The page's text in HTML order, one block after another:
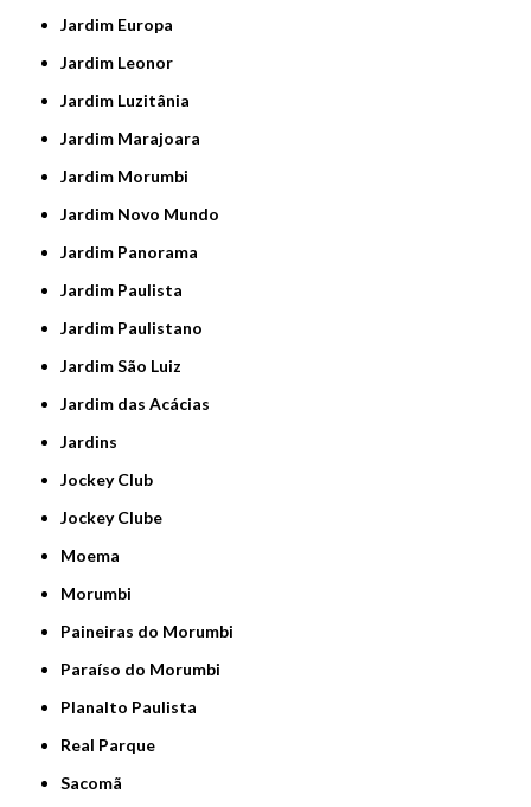
Jardim Europa
Jardim Leonor
Jardim Luzitânia
Jardim Marajoara
Jardim Morumbi
Jardim Novo Mundo
Jardim Panorama
Jardim Paulista
Jardim Paulistano
Jardim São Luiz
Jardim das Acácias
Jardins
Jockey Club
Jockey Clube
Moema
Morumbi
Paineiras do Morumbi
Paraíso do Morumbi
Planalto Paulista
Real Parque
Sacomã